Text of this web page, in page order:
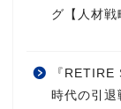
グ【人材戦
『
時代の引退